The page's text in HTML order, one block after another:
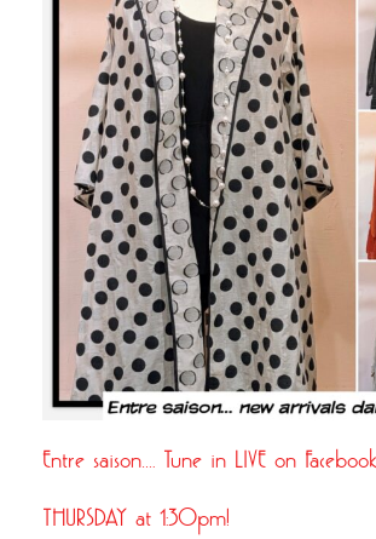
Entre saison…. Tune in LIVE on
THURSDAY at 1:30pm!